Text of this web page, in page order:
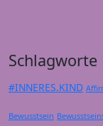
Schlagworte
#INNERES.KIND
Bewusstsein